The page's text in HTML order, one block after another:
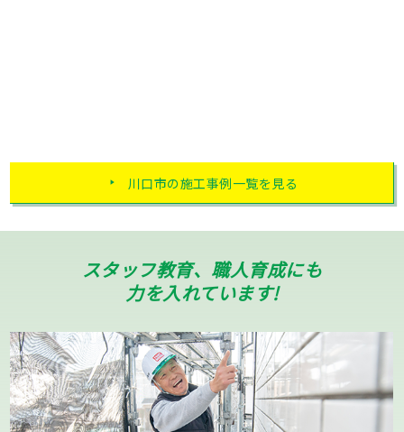
川口市の施工事例一覧を見る
スタッフ教育、職人育成にも
力を入れています!